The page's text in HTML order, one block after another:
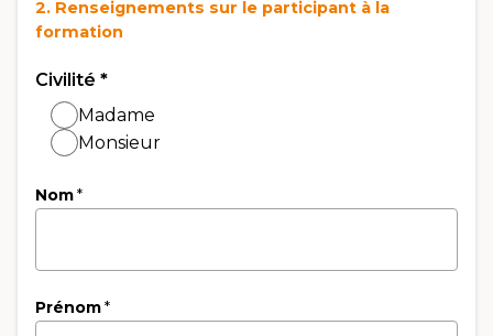
2. Renseignements sur le participant à la
formation
Civilité *
Madame
Monsieur
Nom*
Prénom*